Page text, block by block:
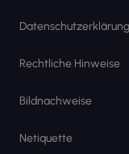
Datenschutzerklärung
Rechtliche Hinweise
Bildnachweise
Netiquette